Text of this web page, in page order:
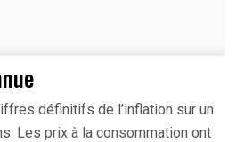
définitifs de l’inflation sur un
Les prix à la consommation ont